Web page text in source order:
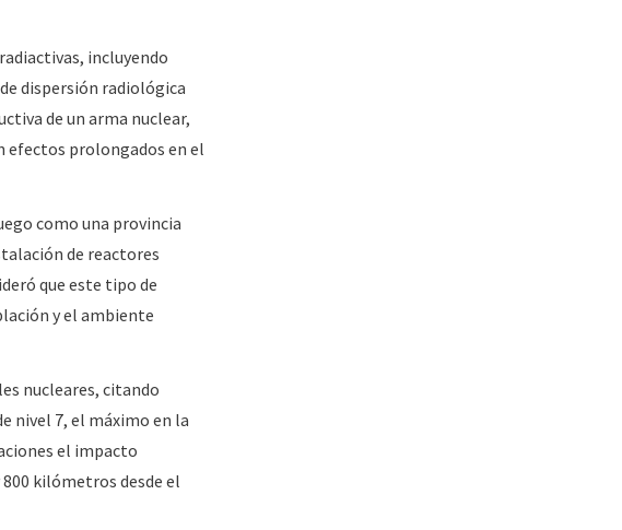
incluyendo
dispersión radiológica
de un arma nuclear,
efectos prolongados en el
como una provincia
de reactores
que este tipo de
y el ambiente
nucleares, citando
nivel 7, el máximo en la
el impacto
kilómetros desde el